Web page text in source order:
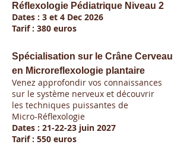
Réflexologie Pédiatrique Niveau 2
Dates : 3 et 4 Dec 2026
Tarif : 380 euros
Spécialisation sur le Crâne Cerveau
en Microreflexologie plantaire
Venez approfondir vos connaissances
sur le système nerveux et découvrir
les techniques puissantes de
Micro-Réflexologie
Dates : 21-22-23 juin 2027
Tarif : 550 euros